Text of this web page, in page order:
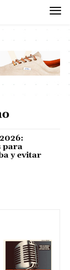
para
y evitar